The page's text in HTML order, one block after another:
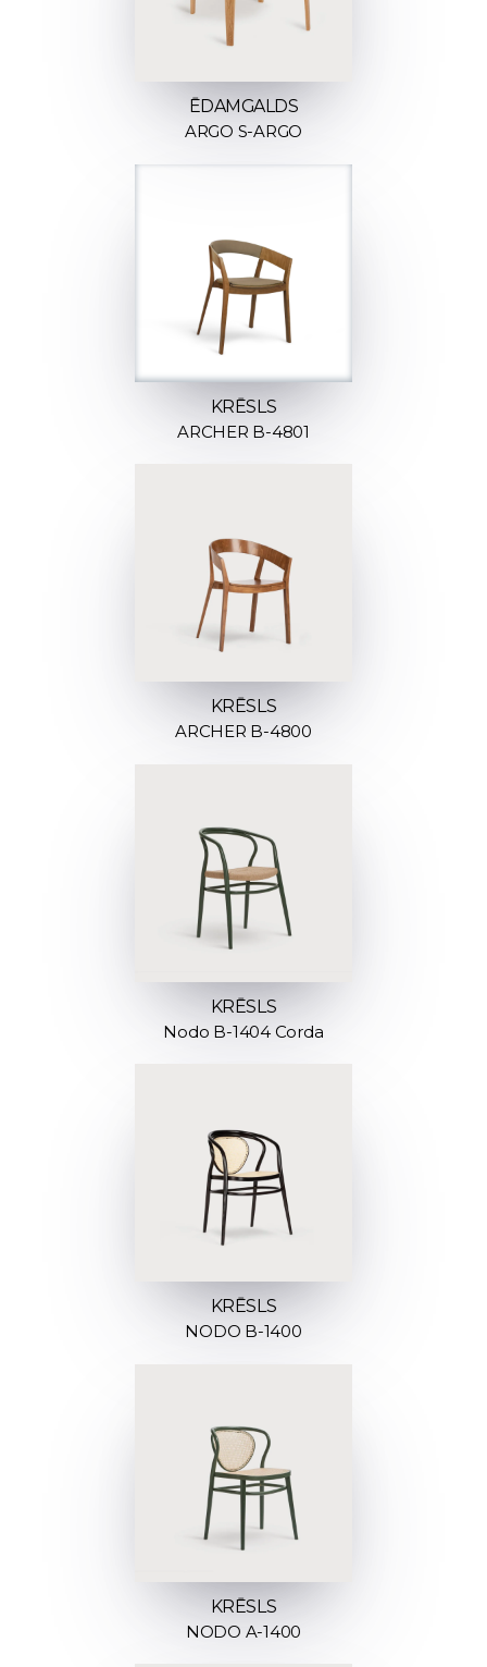
ĒDAMGALDS
ARGO S-ARGO
KRĒSLS
ARCHER B-4801
KRĒSLS
ARCHER B-4800
KRĒSLS
Nodo B-1404 Corda
KRĒSLS
NODO B-1400
KRĒSLS
NODO A-1400